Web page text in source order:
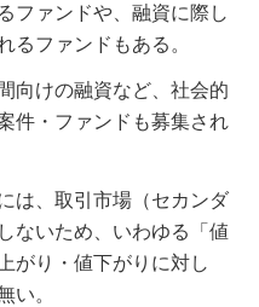
ファンドや、融資に際し
るファンドもある。
向けの融資など、社会的
件・ファンドも募集され
は、取引市場（セカンダ
ないため、いわゆる「値
がり・値下がりに対し
い。